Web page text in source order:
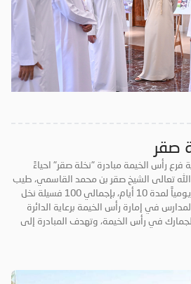
صقر
فرع رأس الخيمة مبادرة "نخلة صقر" احياءً
تعالى الشيخ صقر بن محمد القاسمي، طيب
الله ثراه، فتم توزيع 10 نخلات يومياً لمدة 10 أيام، بإجمالي 100 فسيلة نخل
في إمارة رأس الخيمة برعاية الدائرة
في رأس الخيمة، وتهدف المبادرة إلى